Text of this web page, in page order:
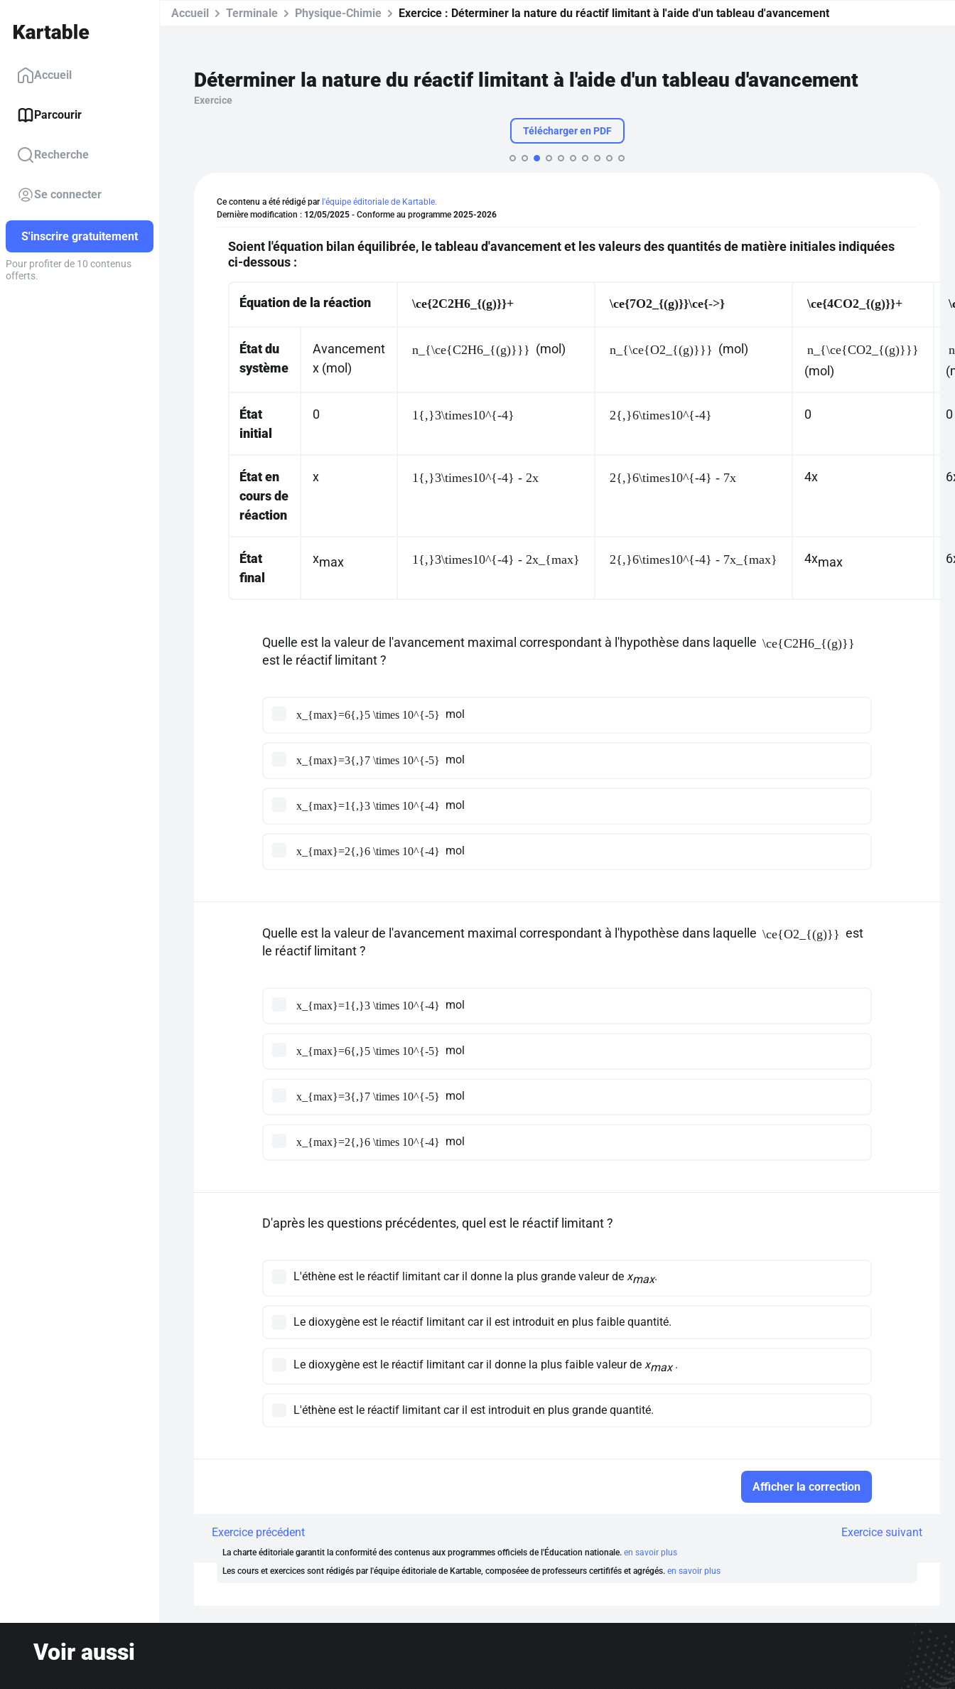
Accueil
Parcourir
Recherche
Se connecter
S'inscrire gratuitement
Pour profiter de 10 contenus
offerts.
Accueil Terminale Physique-Chimie Exercice : Déterminer la nature du réactif limitant à l'aide d'un tableau d'avancement
Déterminer la nature du réactif limitant à l'aide d'un tableau d'avancement
Exercice
Télécharger en PDF
Ce contenu a été rédigé par l'équipe éditoriale de Kartable.
Dernière modification : 12/05/2025 - Conforme au programme 2025-2026
Soient l'équation bilan équilibrée, le tableau d'avancement et les valeurs des quantités de matière initiales indiquées
ci-dessous :
Équation de la réaction \ce{2C2H6_{(g)}}+ \ce{7O2_{(g)}}\ce{->} \ce{4CO2_{(g)}}+
État du
système
Avancement
x (mol)
n_{\ce{C2H6_{(g)}}} (mol) n_{\ce{O2_{(g)}}} (mol) n_{\ce{CO2_{(g)}}}
(mol)
État
initial
0 1{,}3\times10^{-4} 2{,}6\times10^{-4} 0 0
État en
cours de
réaction
x 1{,}3\times10^{-4} - 2x 2{,}6\times10^{-4} - 7x 4x 6
État
final
xmax 1{,}3\times10^{-4} - 2x_{max} 2{,}6\times10^{-4} - 7x_{max} 4xmax 6
Quelle est la valeur de l'avancement maximal correspondant à l'hypothèse dans laquelle \ce{C2H6_{(g)}}
est le réactif limitant ?
x_{max}=6{,}5 \times 10^{-5} mol
x_{max}=3{,}7 \times 10^{-5} mol
x_{max}=1{,}3 \times 10^{-4} mol
x_{max}=2{,}6 \times 10^{-4} mol
Quelle est la valeur de l'avancement maximal correspondant à l'hypothèse dans laquelle \ce{O2_{(g)}} est
le réactif limitant ?
x_{max}=1{,}3 \times 10^{-4} mol
x_{max}=6{,}5 \times 10^{-5} mol
x_{max}=3{,}7 \times 10^{-5} mol
x_{max}=2{,}6 \times 10^{-4} mol
D'après les questions précédentes, quel est le réactif limitant ?
L'éthène est le réactif limitant car il donne la plus grande valeur de xmax.
Le dioxygène est le réactif limitant car il est introduit en plus faible quantité.
Le dioxygène est le réactif limitant car il donne la plus faible valeur de xmax.
L'éthène est le réactif limitant car il est introduit en plus grande quantité.
Afficher la correction
Exercice précédent Exercice suivant
La charte éditoriale garantit la conformité des contenus aux programmes officiels de l'Éducation nationale. en savoir plus
Les cours et exercices sont rédigés par l'équipe éditoriale de Kartable, composéee de professeurs certififés et agrégés. en savoir plus
Voir aussi